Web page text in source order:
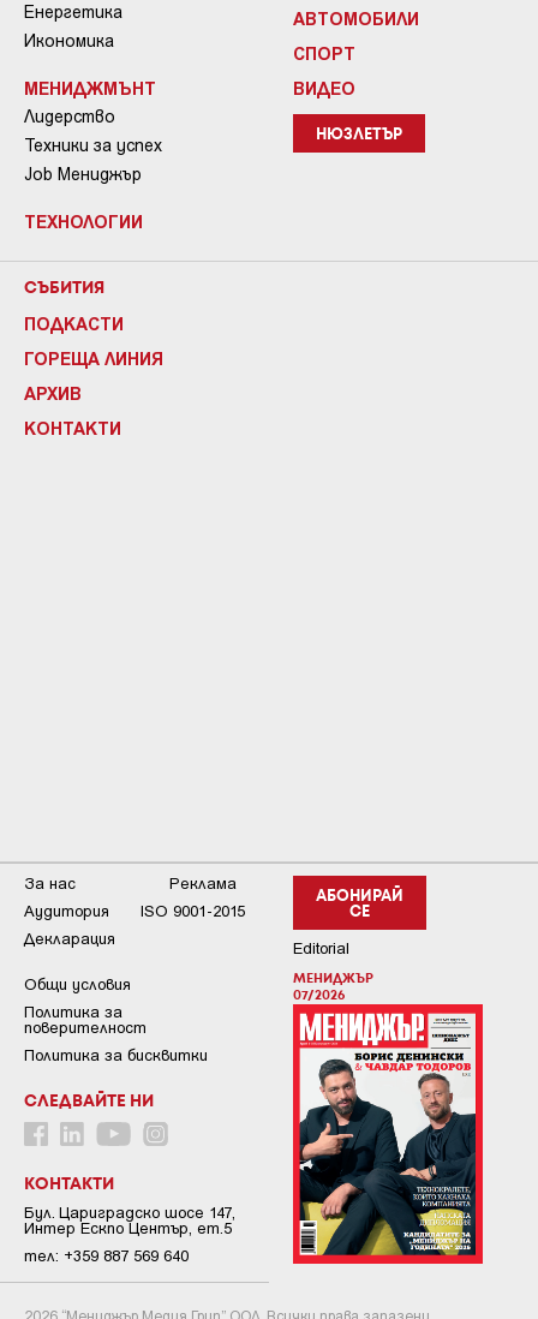
Енергетика
Икономика
МЕНИДЖМЪНТ
Лидерство
Техники за успех
Job Мениджър
ТЕХНОЛОГИИ
АВТОМОБИЛИ
СПОРТ
ВИДЕО
НЮЗЛЕТЪР
СЪБИТИЯ
ПОДКАСТИ
ГОРЕЩА ЛИНИЯ
АРХИВ
КОНТАКТИ
АБОНИРАЙ
СЕ
Editorial
МЕНИДЖЪР
07/2026
За нас
Реклама
Аудитория
ISO 9001-2015
Декларация
Общи условия
Пoлитикa зa
пoвepитeлнocт
Политика за бисквитки
СЛЕДВАЙТЕ НИ
КОНТАКТИ
Бул. Цариградско шосе 147,
Интер Ескпо Център, ет.5
тел: +359 887 569 640